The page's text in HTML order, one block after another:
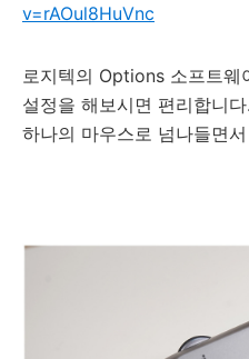
v=rAOul8HuVnc
로지텍의 Options 소프트
설정을 해보시면 편리합니
하나의 마우스로 넘나들면